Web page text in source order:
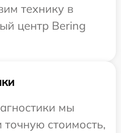
технику в
центр Bering
мы
стоимость,